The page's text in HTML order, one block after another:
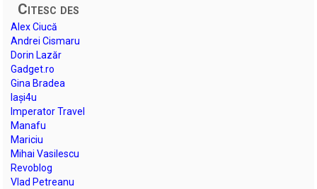
Citesc des
Alex Ciucă
Andrei Cismaru
Dorin Lazăr
Gadget.ro
Gina Bradea
Iași4u
Imperator Travel
Manafu
Mariciu
Mihai Vasilescu
Revoblog
Vlad Petreanu